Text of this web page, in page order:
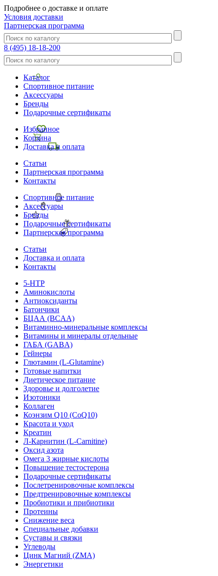
Подробнее о доставке и оплате
Условия доставки
Партнерская программа
8 (495) 18-18-200
Каталог
Спортивное питание
Аксессуары
Бренды
Подарочные сертификаты
Избранное
Корзина
Доставка и оплата
Статьи
Партнерская программа
Контакты
Спортивное питание
Аксессуары
Бренды
Подарочные сертификаты
Партнерская программа
Статьи
Доставка и оплата
Контакты
5-HTP
Аминокислоты
Антиоксиданты
Батончики
БЦАА (BCAA)
Витаминно-минеральные комплексы
Витамины и минералы отдельные
ГАБА (GABA)
Гейнеры
Глютамин (L-Glutamine)
Готовые напитки
Диетическое питание
Здоровье и долголетие
Изотоники
Коллаген
Коэнзим Q10 (CoQ10)
Красота и уход
Креатин
Л-Карнитин (L-Сarnitine)
Оксид азота
Омега 3 жирные кислоты
Повышение тестостерона
Подарочные сертификаты
Послетренировочные комплексы
Предтренировочные комплексы
Пробиотики и прибиотики
Протеины
Снижение веса
Специальные добавки
Суставы и связки
Углеводы
Цинк Магний (ZMA)
Энергетики